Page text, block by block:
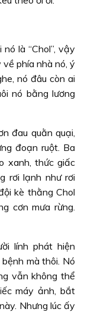
là “Chol”, vậy
về phía nhà nó, ý
nó đâu còn ai
nó bằng lương
đau quằn quại,
đoạn ruột. Ba
xanh, thức giấc
rơi lạnh như rơi
kè thằng Chol
cơn mưa rừng.
lính phát hiện
mà thôi. Nó
vẫn không thể
máy ảnh, bắt
Nhưng lúc ấy